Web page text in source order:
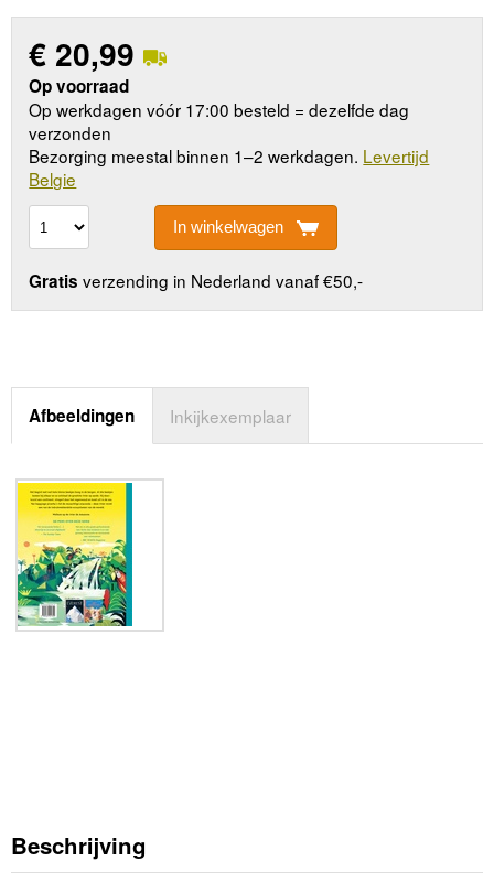
€ 20,99
Op voorraad
Op werkdagen vóór 17:00 besteld = dezelfde dag
verzonden
Bezorging meestal binnen 1–2 werkdagen. Levertijd
Belgie
In winkelwagen
Gratis verzending in Nederland vanaf €50,-
Afbeeldingen Inkijkexemplaar
Beschrijving